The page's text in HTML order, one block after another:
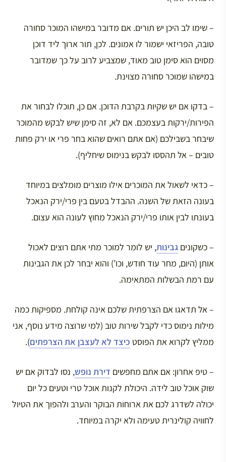
– שימו לב היכן יש תורים. אם מדובר במישהו המוכר סחורה
טובה, הפריזאי ישמור לו אמונים. לכן, תור ארוך ליד דוכן
מסוים הוא סימן טוב מאוד, שמצביע לרוב על כך שמדובר
במישהו שמוכר סחורה מצוינת.
– בדקו אם יש שקיות בקרבת הדוכן. אם כן, תוכלו לבחור את
הפירות/ירקות בעצמכם. אם לא, זה סימן שיש לבקש מהמוכר
שיבחר בשבילכם (אם אתם רואים שהוא בחר פרי או ירק פחות
טובים – אל תהססו לבקש בנימוס שיחליף).
– כדאי לשאול את המוכרים אילו מוצרים מומלצים במיוחד
בעונה הזאת של השנה. ההבדל בטעם בין פרי/ירק הנאכל
בעונתו לבין אותו פרי/ירק הנאכל מחוץ לעונה הוא עצום.
– כשקונים גבינות, יש לומר למוכר מתי אתם רוצים לאכול
אותן (היום, מחר עוד חודש, וכו’) והוא יבחר לכן את הגבינות
עם רמת הבשלות המתאימה.
– אל תדאגו אם הצרפתית שלכם אינה קולחת. מספיקות כמה
מילות נימוס כדי לקבל שירות טוב (למי שרוצה מידע נוסף, אני
ממליץ לקרוא את הפוסט כיצד לא לעצבן את הצרפתים).
– טיפ אחרון: אם אתם מחפשים דירת נופש, נסו לבדוק אם יש
שוק אוכל טוב לידה. היכולת לקנות אוכל טרי וטעים כל יום
יכולה לשדרג לכם את ארוחות הבוקר והערב ולהפוך את הטיול
לחוויה קולינרית טעימה ולא יקרה במיוחד.